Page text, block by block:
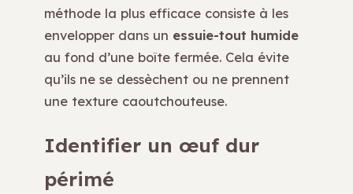
méthode la plus efficace consiste à les
envelopper dans un essuie-tout humide
au fond d’une boîte fermée. Cela évite
qu’ils ne se dessèchent ou ne prennent
une texture caoutchouteuse.
Identifier un œuf dur
périmé